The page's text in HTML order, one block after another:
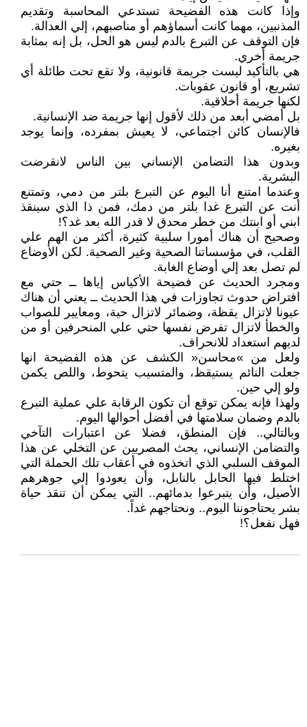
وإذا كانت هذه الفضيحة تستدعي المحاسبة وتقديم
المذنبين، مهما كانت أسماؤهم أو مناصبهم، إلي العدالة.
فإن التوقف عن التبرع بالدم ليس هو الحل، بل إنه بمثابة
جريمة أخري.
هي بالتأكيد ليست جريمة قانونية، ولا تقع تحت طائلة أي
تشريع، أو قانون عقوبات.
لكنها جريمة أخلاقية.
بل أمضي أبعد من ذلك لأقول إنها جريمة ضد الإنسانية.
فالإنسان كائن اجتماعي، لا يعيش بمفرده، وإنما يوجد
بغيره.
وبدون هذا التضامن الإنساني بين الناس لانقرضت
البشرية.
وعندما امتنع أنا اليوم عن التبرع بلتر من دمي، وتمتنع
أنت عن التبرع غدا بلتر من دمك، فمن ذا الذي سينقذ
ابني أو ابنتك من خطر محدق لا قدر الله بعد غد؟!
وصحيح أن هناك أمورا سلبية كثيرة، أكثر من الهم علي
القلب، في مؤسساتنا الصحية وغير الصحية. لكن الأوضاع
لم تصل بعد إلي أوضاع الغابة.
ومجرد الحديث عن فضيحة الأكياس إياها ــ حتي مع
افتراض حدوث تجاوزات في هذا الحديث ــ يعني أن هناك
عيونا لاتزال يقظة، وضمائر لاتزال حية، ومعايير للصواب
والخطأ لاتزال تفرض نفسها حتي علي المنحرفين أو من
لديهم استعداد للانحراف.
ولعل من »محاسن« الكشف عن هذه الفضيحة انها
جعلت النائم يستيقظ، والمتسيب يتحوط، واللص يكمن
ولو إلي حين.
ولهذا فإنه يمكن توقع أن تكون الرقابة علي عملية التبرع
بالدم وضمان سلامتها في أفضل أحوالها اليوم.
وبالتالي.. فإن المنطق، فضلا عن اعتبارات التآخي
والتضامن الإنساني، يحث المصريين عن التخلي عن هذا
الموقف السلبي الذي اتخذوه في أعقاب تلك الحملة التي
اختلط فيها الحابل بالنابل، وأن يعودوا إلي جوهرهم
الأصيل، وأن يتبرعوا بدمائهم.. التي يمكن أن تنقذ حياة
بشر يحتاجوننا اليوم.. ونحتاجهم غداً.
فهل نفعل؟!